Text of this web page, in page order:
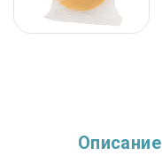
Описание